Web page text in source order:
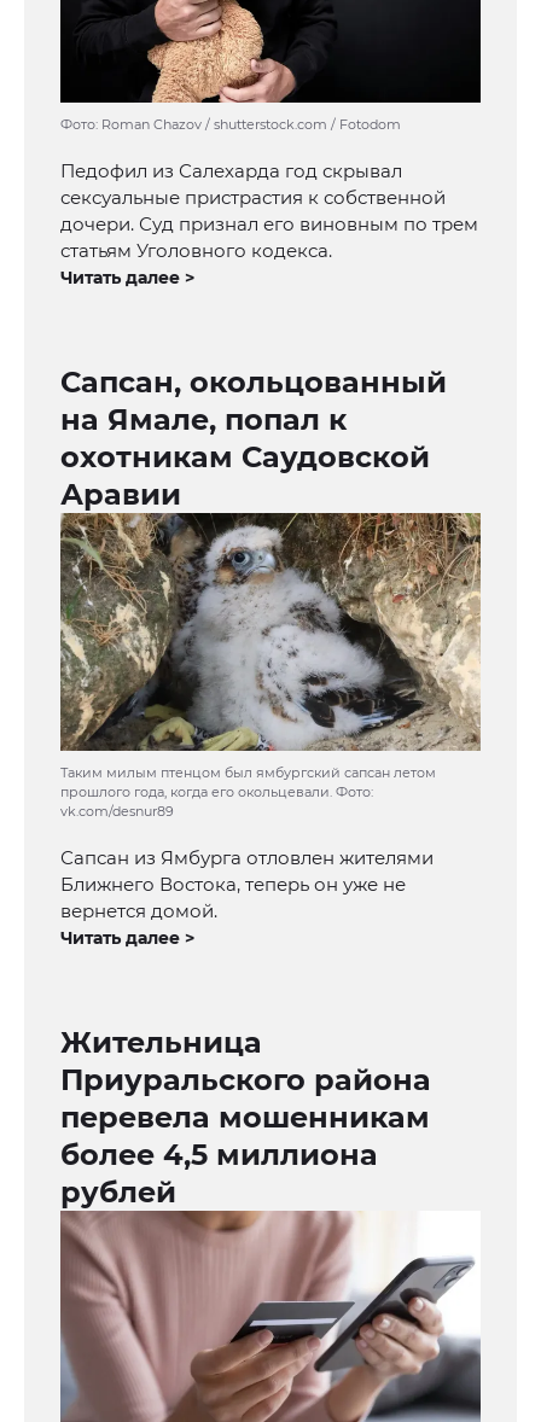
Фото: Roman Chazov / shutterstock.com / Fotodom
Педофил из Салехарда год скрывал
сексуальные пристрастия к собственной
дочери. Суд признал его виновным по трем
статьям Уголовного кодекса.
Читать далее >
Сапсан, окольцованный
на Ямале, попал к
охотникам Саудовской
Аравии
Таким милым птенцом был ямбургский сапсан летом
прошлого года, когда его окольцевали. Фото:
vk.com/desnur89
Сапсан из Ямбурга отловлен жителями
Ближнего Востока, теперь он уже не
вернется домой.
Читать далее >
Жительница
Приуральского района
перевела мошенникам
более 4,5 миллиона
рублей